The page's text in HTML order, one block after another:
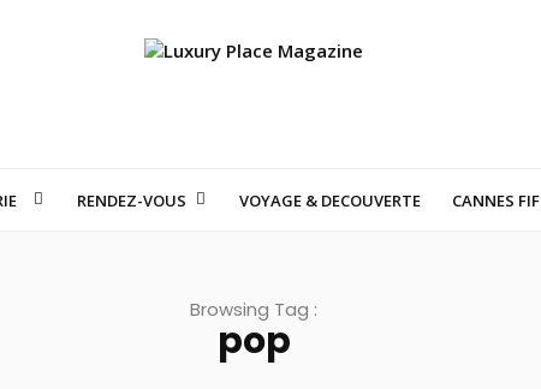
RENDEZ-VOUS VOYAGE & DECOUVERTE CANNES FIF
Browsing Tag :
pop